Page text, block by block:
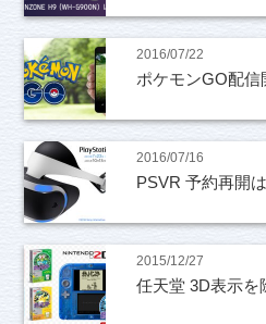
2016/07/22
ポケモンGO配
2016/07/16
PSVR 予約再開
2015/12/27
任天堂 3D表示を